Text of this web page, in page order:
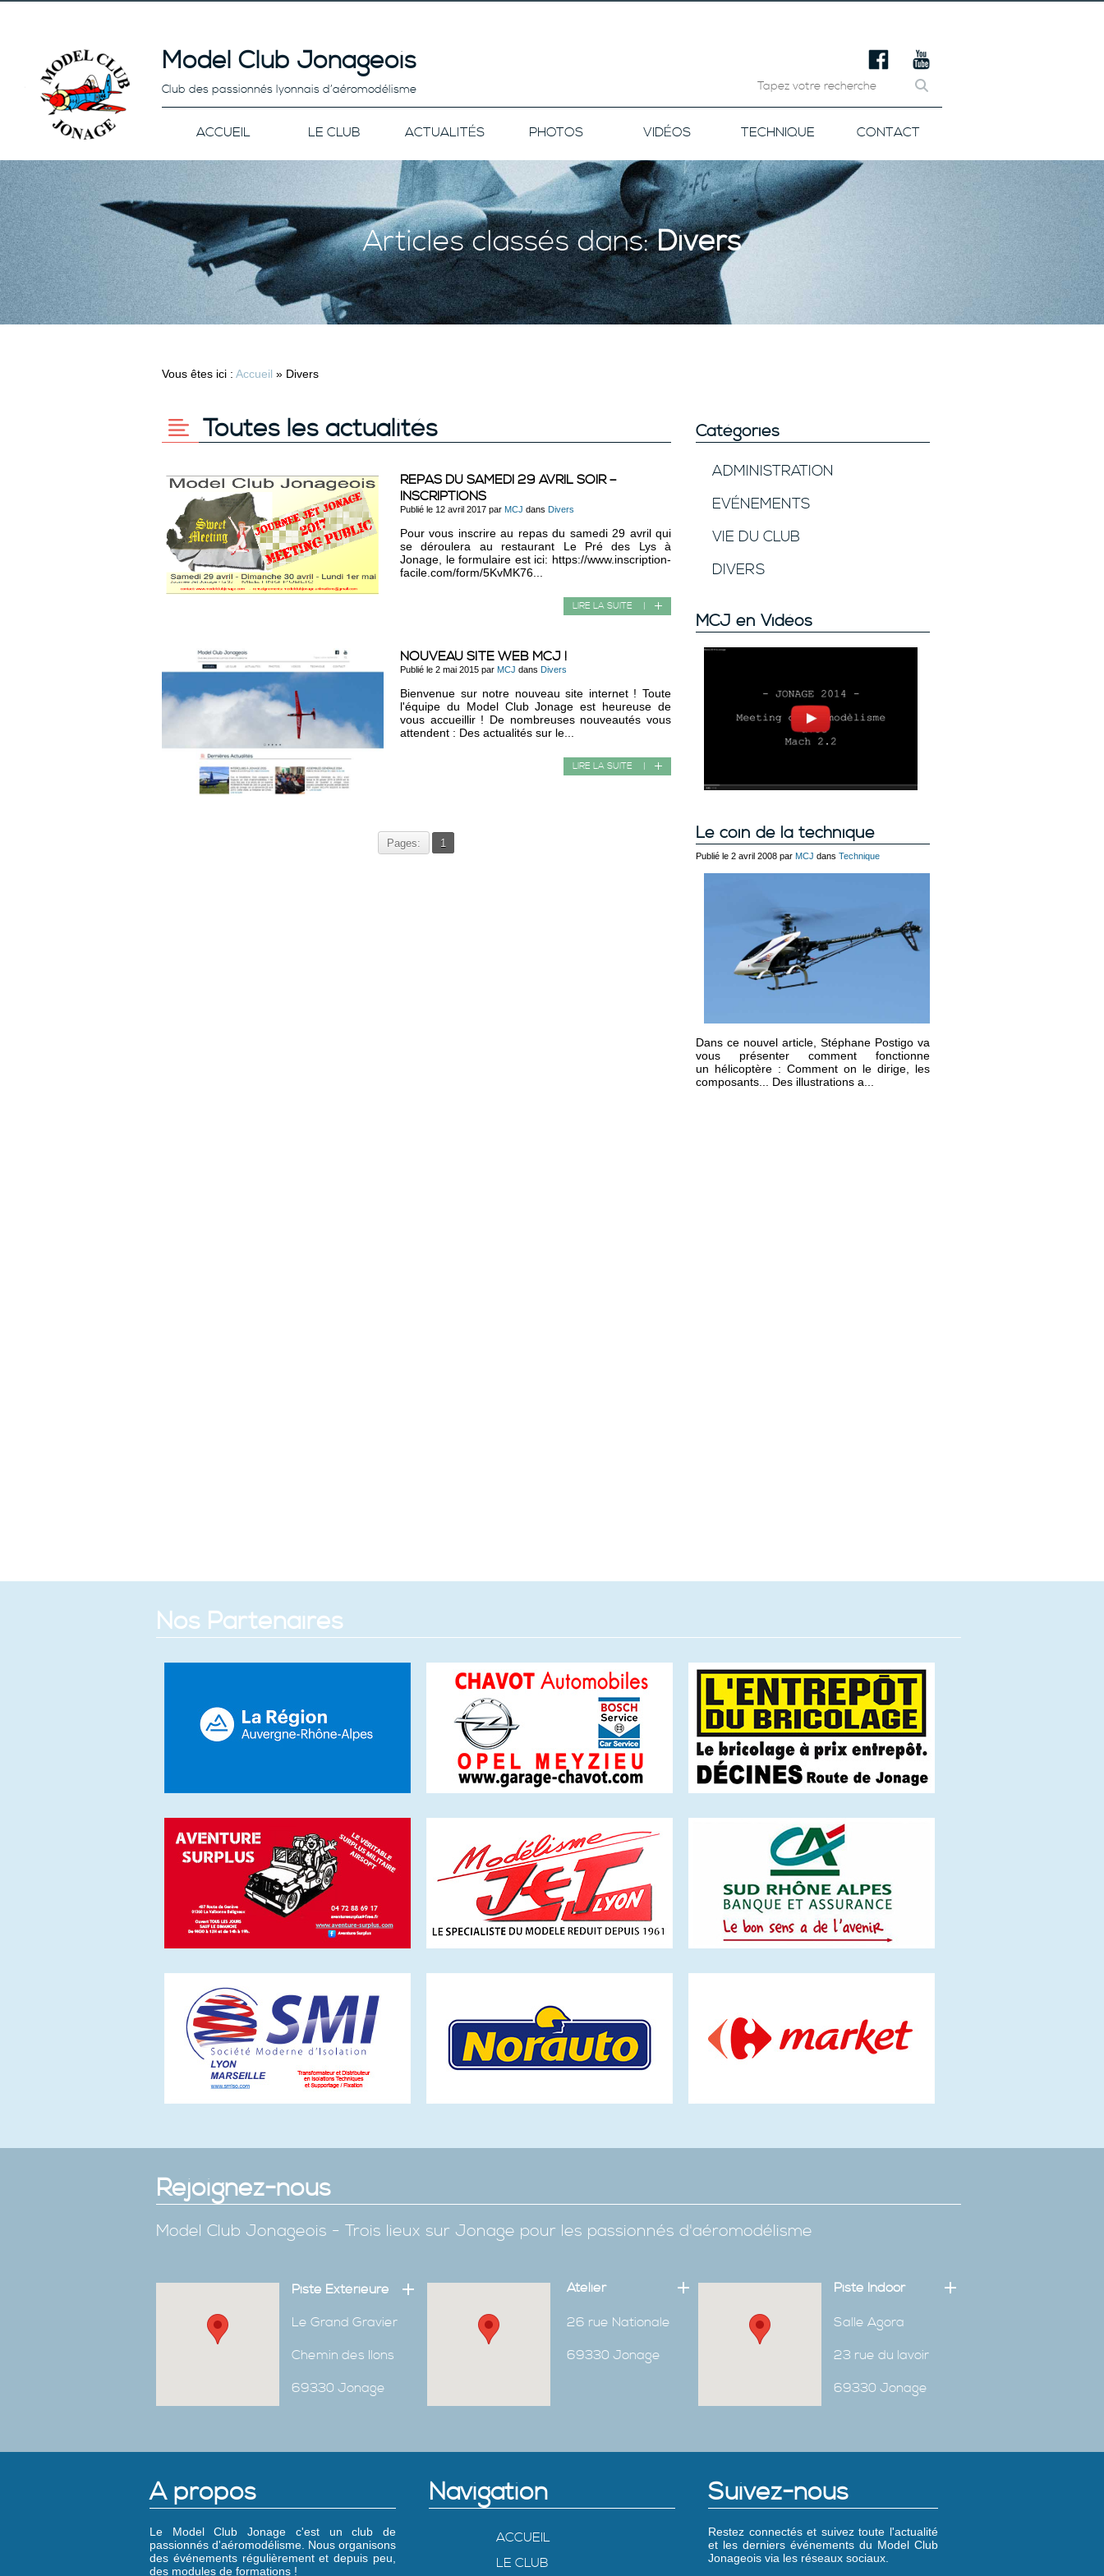
Model Club Jonageois
Club des passionnés lyonnais d’aéromodélisme
ACCUEIL LE CLUB ACTUALITÉS PHOTOS VIDÉOS TECHNIQUE CONTACT
Articles classés dans:Divers
Vous êtes ici : Accueil » Divers
Toutes les actualités
REPAS DU SAMEDI 29 AVRIL SOIR –
INSCRIPTIONS
Publié le 12 avril 2017 par MCJ dans Divers
Pour vous inscrire au repas du samedi 29 avril qui
se déroulera au restaurant Le Pré des Lys à
Jonage, le formulaire est ici: https://www.inscription-
facile.com/form/5KvMK76...
LIRE LA SUITE
NOUVEAU SITE WEB MCJ !
Publié le 2 mai 2015 par MCJ dans Divers
Bienvenue sur notre nouveau site internet ! Toute
l'équipe du Model Club Jonage est heureuse de
vous accueillir ! De nombreuses nouveautés vous
attendent : Des actualités sur le...
LIRE LA SUITE
Pages: 1
Catégories
ADMINISTRATION
EVÉNEMENTS
VIE DU CLUB
DIVERS
MCJ en Vidéos
Le coin de la technique
Publié le 2 avril 2008 par MCJ dans Technique
Dans ce nouvel article, Stéphane Postigo va
vous présenter comment fonctionne
un hélicoptère : Comment on le dirige, les
composants... Des illustrations a...
Nos Partenaires
Rejoignez-nous
Model Club Jonageois - Trois lieux sur Jonage pour les passionnés d'aéromodélisme
Piste Extérieure
Le Grand Gravier
Chemin des Ilons
69330 Jonage
Atelier
26 rue Nationale
69330 Jonage
Piste Indoor
Salle Agora
23 rue du lavoir
69330 Jonage
A propos
Le Model Club Jonage c'est un club de
passionnés d'aéromodélisme. Nous organisons
des événements régulièrement et depuis peu,
des modules de formations !
Navigation
ACCUEIL
LE CLUB
Suivez-nous
Restez connectés et suivez toute l'actualité
et les derniers événements du Model Club
Jonageois via les réseaux sociaux.